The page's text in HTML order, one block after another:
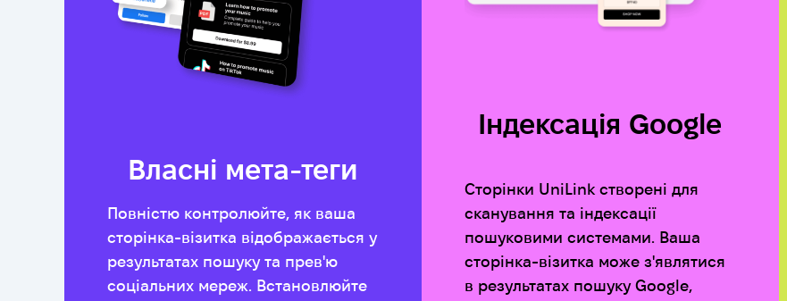
Власні мета-теги
Повністю контролюйте, як ваша
сторінка-візитка відображається у
результатах пошуку та прев'ю
соціальних мереж. Встановлюйте
Індексація Google
Сторінки UniLink створені для
сканування та індексації
пошуковими системами. Ваша
сторінка-візитка може з'являтися
в результатах пошуку Google,